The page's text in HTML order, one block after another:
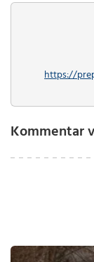
https://
Kommentar